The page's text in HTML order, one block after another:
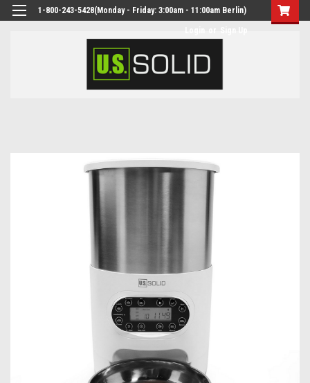
1-800-243-5428(Monday - Friday: 3:00am - 11:00am Berlin)